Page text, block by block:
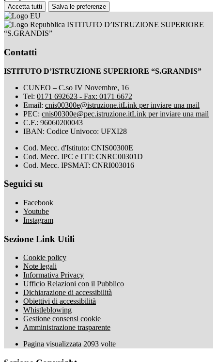
Accetta tutti Salva le preferenze
ISTITUTO D’ISTRUZIONE SUPERIORE
“S.GRANDIS”
Contatti
ISTITUTO D’ISTRUZIONE SUPERIORE “S.GRANDIS”
CUNEO – C.so IV Novembre, 16
Tel: 0171 692623 - Fax: 0171 6672
Email: cnis00300e@istruzione.itLink per inviare una mail
PEC: cnis00300e@pec.istruzione.itLink per inviare una mail
C.F.: 96060200043
IBAN: Codice Univoco: UFXI28
Cod. Mecc. d'Istituto: CNIS00300E
Cod. Mecc. IPC e ITT: CNRC00301D
Cod. Mecc. IPSMAT: CNRI003016
Seguici su
Facebook
Youtube
Instagram
Sezione Link Utili
Cookie policy
Note legali
Informativa Privacy
Ufficio Relazioni con il Pubblico
Dichiarazione di accessibilità
Obiettivi di accessibilità
Whistleblowing
Gestione consensi cookie
Amministrazione trasparente
Pagina visualizzata 2093 volte